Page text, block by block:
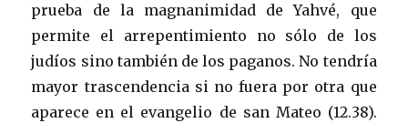
prueba de la magnanimidad de Yahvé, que
permite el arrepentimiento no sólo de los
judíos sino también de los paganos. No tendría
mayor trascendencia si no fuera por otra que
aparece en el evangelio de san Mateo (12.38).